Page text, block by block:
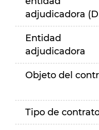
adjudicadora
Entidad
adjudicadora
Objeto del
Tipo de